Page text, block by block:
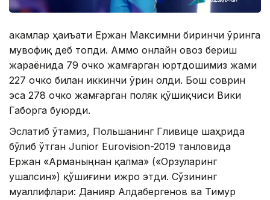
Ҳакамлар ҳаиъати Ержан Максимни биринчи ўринга
мувофиқ деб топди. Аммо онлайн овоз бериш
жараёнида 79 очко жамғарган юртдошимиз жами
227 очко билан иккинчи ўрин олди. Бош соврин
эса 278 очко жамғарган поляк қўшиқчиси Вики
Габорга буюрди.
Эслатиб ўтамиз, Польшанинг Гливице шаҳрида
бўлиб ўтган Junior Eurovision-2019 танловида
Ержан «Арманыңнан қалма» («Орзуларинг
ушалсин») қўшиғини ижро этди. Сўзининг
муаллифлари: Данияр Алдабергенов ва Тимур